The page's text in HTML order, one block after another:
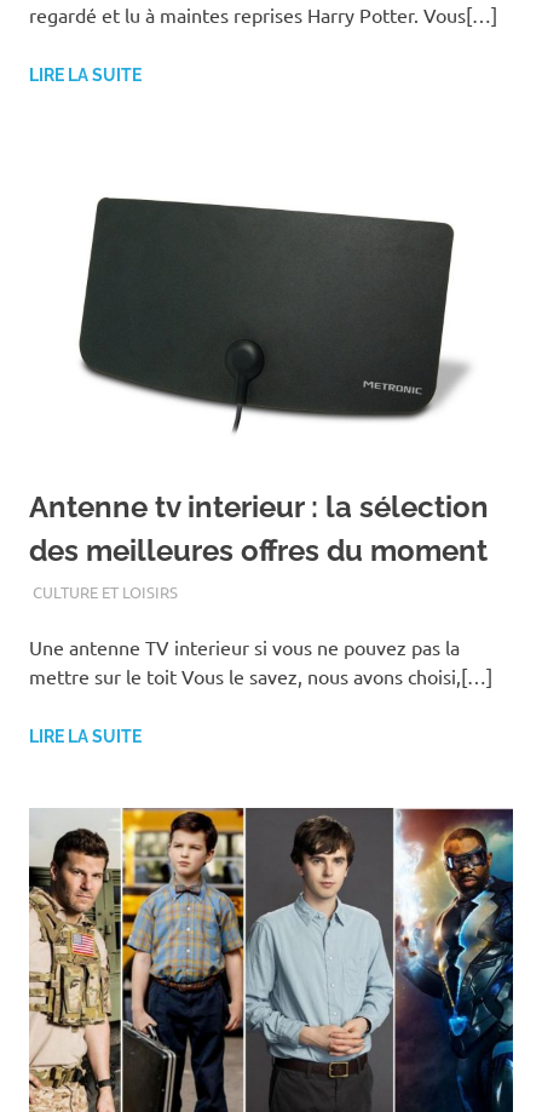
regardé et lu à maintes reprises Harry Potter. Vous[…]
LIRE LA SUITE
Antenne tv interieur : la sélection
des meilleures offres du moment
SEPTEMBRE 10, 2019
ASSOEDH
CULTURE ET LOISIRS
Une antenne TV interieur si vous ne pouvez pas la
mettre sur le toit Vous le savez, nous avons choisi,[…]
LIRE LA SUITE